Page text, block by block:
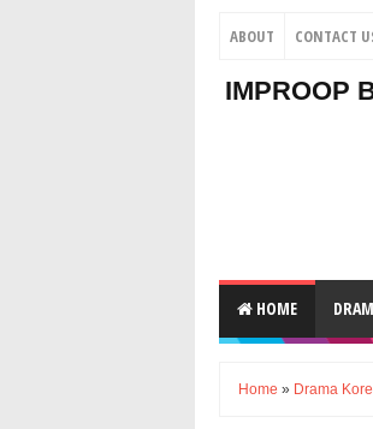
ABOUT CONTACT
IMPROOP
HOME
Home » Drama